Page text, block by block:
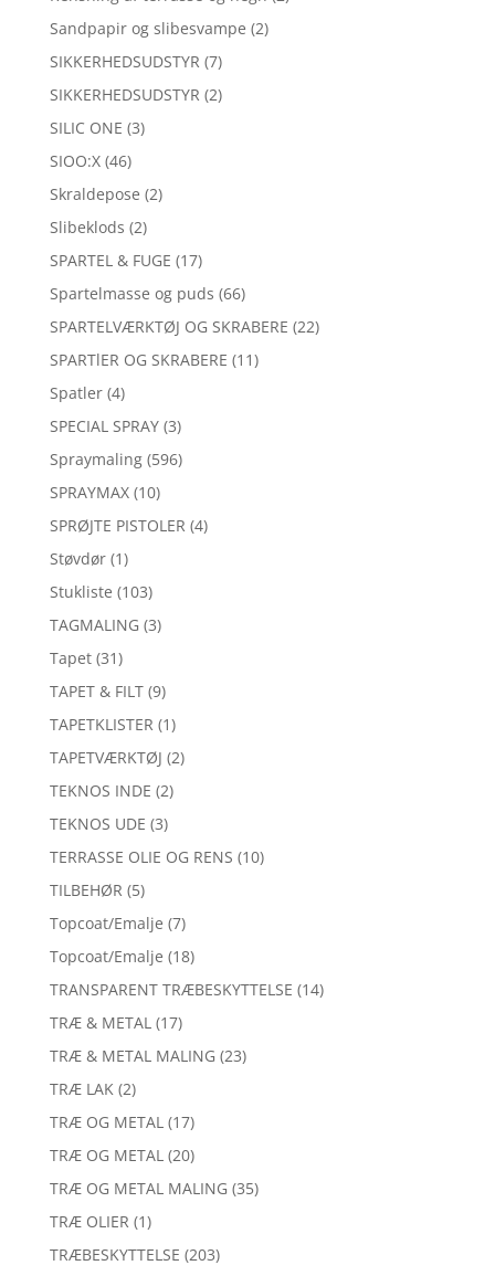
Sandpapir og slibesvampe (2)
SIKKERHEDSUDSTYR (7)
SIKKERHEDSUDSTYR (2)
SILIC ONE (3)
SIOO:X (46)
Skraldepose (2)
Slibeklods (2)
SPARTEL & FUGE (17)
Spartelmasse og puds (66)
SPARTELVÆRKTØJ OG SKRABERE (22)
SPARTlER OG SKRABERE (11)
Spatler (4)
SPECIAL SPRAY (3)
Spraymaling (596)
SPRAYMAX (10)
SPRØJTE PISTOLER (4)
Støvdør (1)
Stukliste (103)
TAGMALING (3)
Tapet (31)
TAPET & FILT (9)
TAPETKLISTER (1)
TAPETVÆRKTØJ (2)
TEKNOS INDE (2)
TEKNOS UDE (3)
TERRASSE OLIE OG RENS (10)
TILBEHØR (5)
Topcoat/Emalje (7)
Topcoat/Emalje (18)
TRANSPARENT TRÆBESKYTTELSE (14)
TRÆ & METAL (17)
TRÆ & METAL MALING (23)
TRÆ LAK (2)
TRÆ OG METAL (17)
TRÆ OG METAL (20)
TRÆ OG METAL MALING (35)
TRÆ OLIER (1)
TRÆBESKYTTELSE (203)